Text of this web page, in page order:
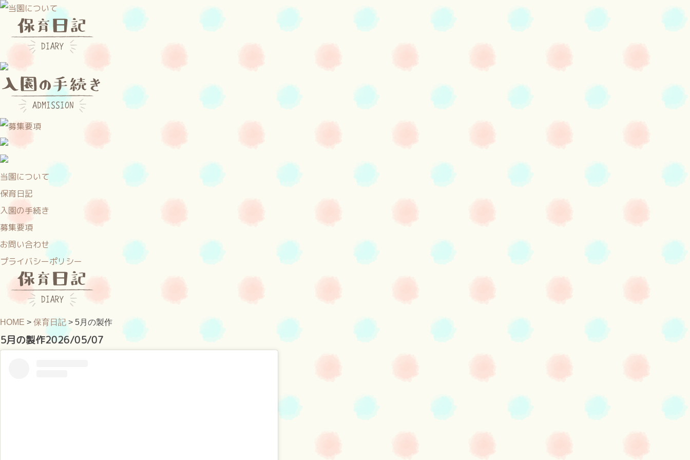
当園について
保育日記
入園の手続き
募集要項
お問い合わせ
プライバシーポリシー
HOME > 保育日記 > 5月の製作
5月の製作2026/05/07